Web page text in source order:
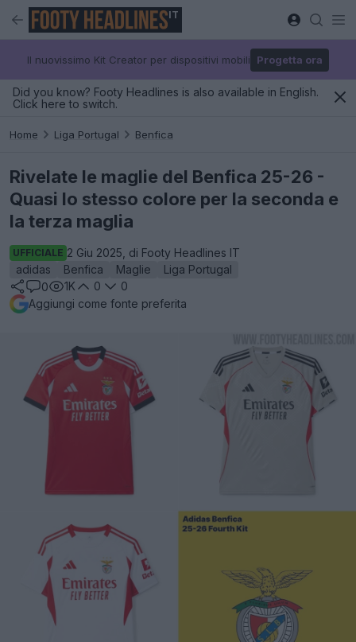
IT
Il nuovissimo Kit Creator per dispositivi mobili Progetta ora
Did you know? Footy Headlines is also available in English.
Click here to switch.
Home Liga Portugal Benfica
Rivelate le maglie del Benfica 25-26 -
Quasi lo stesso colore per la seconda e
la terza maglia
UFFICIALE 2 Giu 2025, di Footy Headlines IT
adidas
Benfica Maglie
Liga Portugal
0
1K 0
0
Aggiungi come fonte preferita